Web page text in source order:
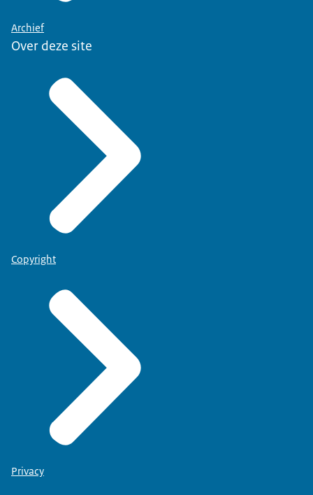
Archief
Over deze site
Copyright
Privacy